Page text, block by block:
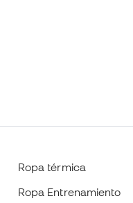
Ropa térmica
Ropa Entrenamiento